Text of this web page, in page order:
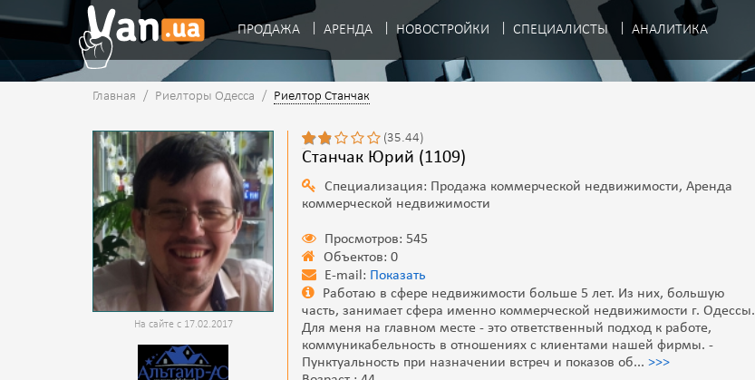
ПРОДАЖА АРЕНДА НОВОСТРОЙКИ СПЕЦИАЛИСТЫ АНАЛИТИКА
Главная / Риелторы Одесса / Риелтор Станчак
На сайте с 17.02.2017
(35.44)
Станчак Юрий (1109)
Специализация: Продажа коммерческой недвижимости, Аренда
коммерческой недвижимости
Просмотров: 545
Объектов: 0
E-mail: Показать
Работаю в сфере недвижимости больше 5 лет. Из них, большую
часть, занимает сфера именно коммерческой недвижимости г. Одессы.
Для меня на главном месте - это ответственный подход к работе,
коммуникабельность в отношениях с клиентами нашей фирмы. -
Пунктуальность при назначении встреч и показов об... >>>